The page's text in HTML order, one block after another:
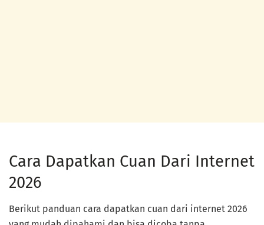
Cara Dapatkan Cuan Dari Internet
2026
Berikut panduan cara dapatkan cuan dari internet 2026